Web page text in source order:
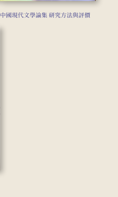
中國現代文學論集 研究方法與評價